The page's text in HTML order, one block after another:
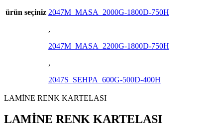
ürün seçiniz 2047M_MASA_2000G-1800D-750H
,
2047M_MASA_2200G-1800D-750H
,
2047S_SEHPA_600G-500D-400H
LAMİNE RENK KARTELASI
LAMİNE RENK KARTELASI